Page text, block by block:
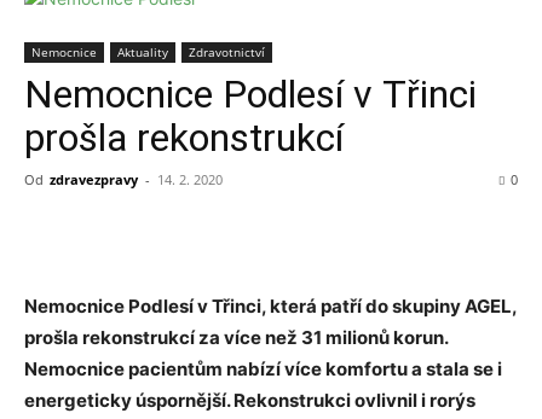
Nemocnice Aktuality Zdravotnictví
Nemocnice Podlesí v Třinci
prošla rekonstrukcí
Od zdravezpravy - 14. 2. 2020 0
Nemocnice Podlesí v Třinci, která patří do skupiny AGEL,
prošla rekonstrukcí za více než 31 milionů korun.
Nemocnice pacientům nabízí více komfortu a stala se i
energeticky úspornější. Rekonstrukci ovlivnil i rorýs